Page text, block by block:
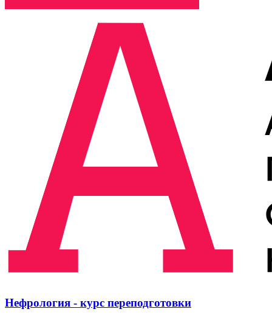
Нефрология - курс переподготовки